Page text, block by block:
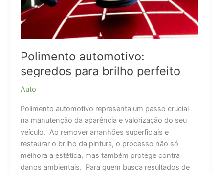
Produção
no
Polimento automotivo:
segredos para brilho perfeito
Auto
Polimento automotivo representa um passo crucial
na manutenção da aparência e valorização do seu
veículo. Ao remover arranhões superficiais e
restaurar o brilho da pintura, o processo não só
melhora a estética, mas também protege contra
danos ambientais. Para quem busca resultados de